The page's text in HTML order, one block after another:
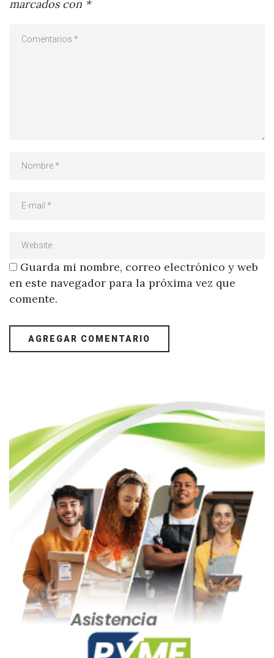
marcados con *
Guarda mi nombre, correo electrónico y web
en este navegador para la próxima vez que
comente.